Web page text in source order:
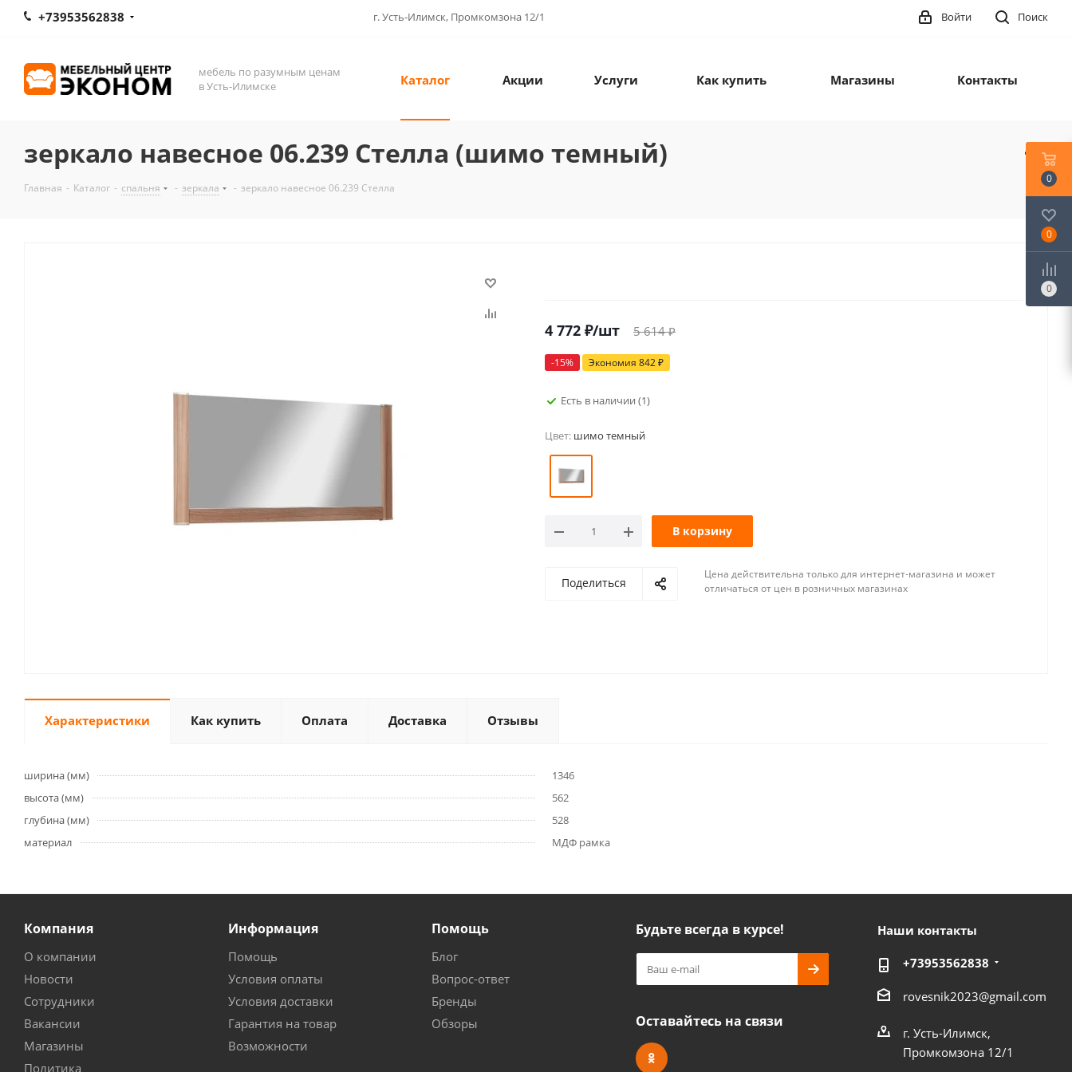
+73953562838 г. Усть-Илимск, Промкомзона 12/1 Поиск
Войти
мебель по разумным ценам
в Усть-Илимске
Каталог Акции Услуги Как купить Магазины Контакты
зеркало навесное 06.239 Стелла (шимо темный)
Главная - Каталог - спальня - зеркала - зеркало навесное 06.239 Стелла
4 772 ₽/шт 5 614₽
-15% Экономия 842₽
Есть в наличии (1)
Цвет: шимо темный
В корзину
Поделиться
Цена действительна только для интернет-магазина и может
отличаться от цен в розничных магазинах
Характеристики Как купить Оплата Доставка Отзывы
ширина (мм)
1346
высота (мм)
562
глубина (мм)
528
материал
МДФ рамка
Компания
О компании
Новости
Сотрудники
Вакансии
Магазины
Политика
Информация
Помощь
Условия оплаты
Условия доставки
Гарантия на товар
Возможности
Помощь
Блог
Вопрос-ответ
Бренды
Обзоры
Будьте всегда в курсе!
Оставайтесь на связи
Наши контакты
+73953562838
rovesnik2023@gmail.com
г. Усть-Илимск,
Промкомзона 12/1
0
0
0